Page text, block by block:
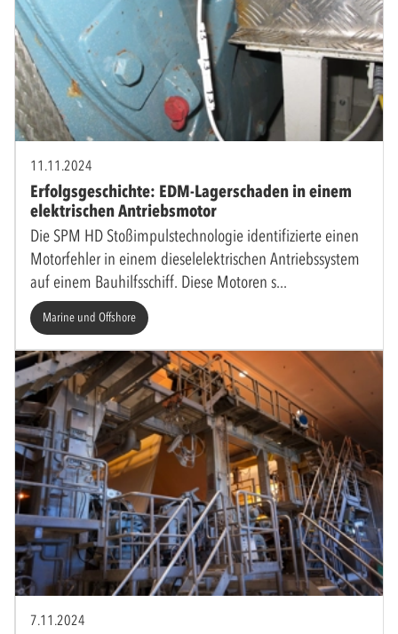
11.11.2024
Erfolgsgeschichte: EDM-Lagerschaden in einem
elektrischen Antriebsmotor
Die SPM HD Stoßimpulstechnologie identifizierte einen
Motorfehler in einem dieselelektrischen Antriebssystem
auf einem Bauhilfsschiff. Diese Motoren s
Marine und Offshore
7.11.2024